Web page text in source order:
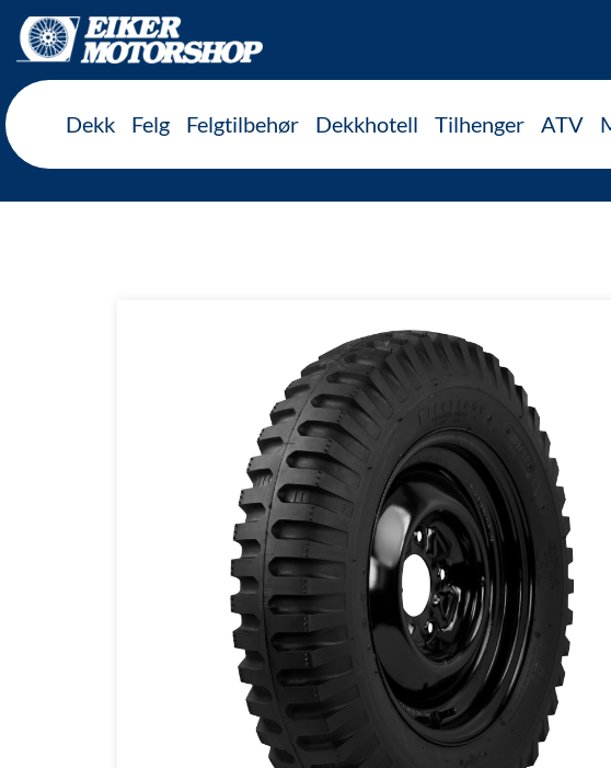
Dekk Felg Felgtilbehør Dekkhotell Tilhenger ATV
Inkl. mva